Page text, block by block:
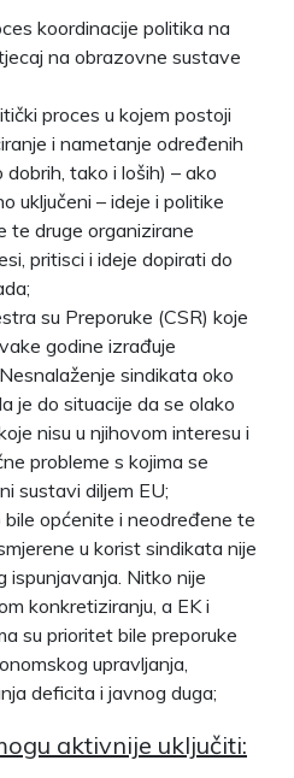
koordinacije politika na
na obrazovne sustave
proces u kojem postoji
i nametanje određenih
tako i loših) – ako
uključeni – ideje i politike
te druge organizirane
pritisci i ideje dopirati do
su Preporuke (CSR) koje
godine izrađuje
sindikata oko
je do situacije da se olako
nisu u njihovom interesu i
probleme s kojima se
sustavi diljem EU;
općenite i neodređene te
u korist sindikata nije
ispunjavanja. Nitko nije
konkretiziranju, a EK i
su prioritet bile preporuke
upravljanja,
deficita i javnog duga;
aktivnije uključiti: